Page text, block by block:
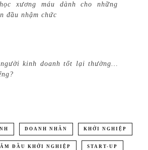
xương máu dành cho những
đầu nhậm chức
kinh doanh tốt lại thường…
DOANH NHÂN KHỞI NGHIỆP
ĐẦU KHỞI NGHIỆP START-UP